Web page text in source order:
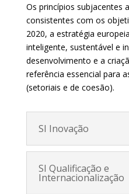
Os princípios subjacentes
consistentes com os
2020, a estratégia
inteligente, sustentável e
desenvolvimento e a
referência essencial para
(setoriais e de coesão).
SI Inovação
SI Qualificação e
Internacionalização